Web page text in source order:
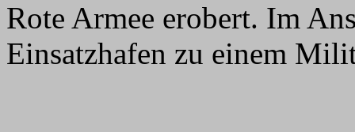
Rote Armee erobert. Im
Einsatzhafen zu einem